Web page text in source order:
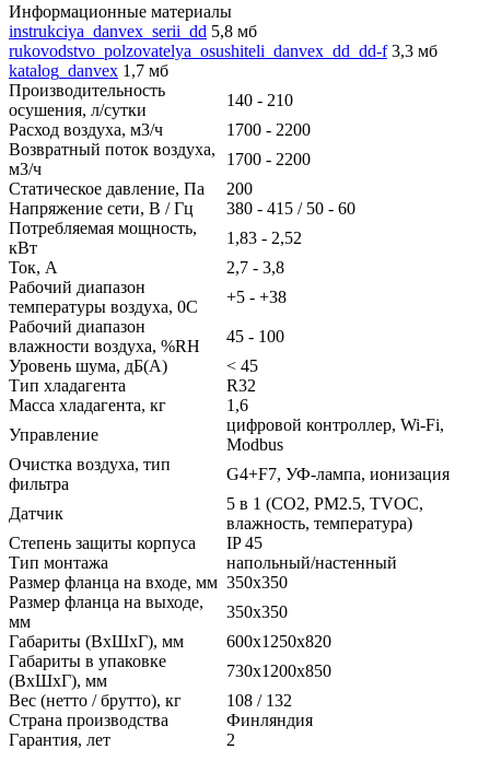
Информационные материалы
instrukciya_danvex_serii_dd 5,8 мб
rukovodstvo_polzovatelya_osushiteli_danvex_dd_dd-f 3,3 мб
katalog_danvex 1,7 мб
Производительность
осушения, л/сутки
140 - 210
Расход воздуха, м3/ч
1700 - 2200
Возвратный поток воздуха,
м3/ч
1700 - 2200
Статическое давление, Па
200
Напряжение сети, В / Гц
380 - 415 / 50 - 60
Потребляемая мощность,
кВт
1,83 - 2,52
Ток, А
2,7 - 3,8
Рабочий диапазон
температуры воздуха, 0С
+5 - +38
Рабочий диапазон
влажности воздуха, %RH
45 - 100
Уровень шума, дБ(A)
< 45
Тип хладагента
R32
Масса хладагента, кг
1,6
Управление
цифровой контроллер, Wi-Fi,
Modbus
Очистка воздуха, тип
фильтра
G4+F7, УФ-лампа, ионизация
Датчик
5 в 1 (CO2, PM2.5, TVOC,
влажность, температура)
Степень защиты корпуса
IP 45
Тип монтажа
напольный/настенный
Размер фланца на входе, мм 350x350
Размер фланца на выходе,
мм
350x350
Габариты (ВxШxГ), мм
600x1250x820
Габариты в упаковке
(ВxШxГ), мм
730x1200x850
Вес (нетто / брутто), кг
108 / 132
Страна производства
Финляндия
Гарантия, лет
2